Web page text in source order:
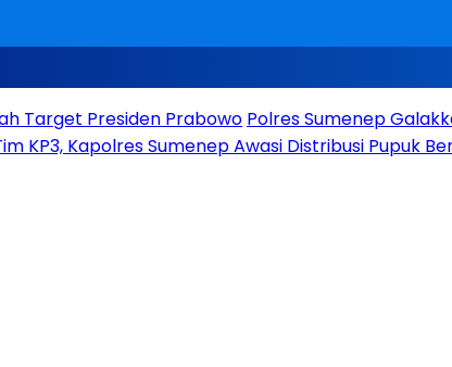
Target Presiden Prabowo Polres Sumenep
KP3, Kapolres Sumenep Awasi Distribusi Pupuk